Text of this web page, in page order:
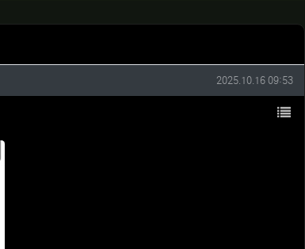
작성일
2025.10.16 09:53
목